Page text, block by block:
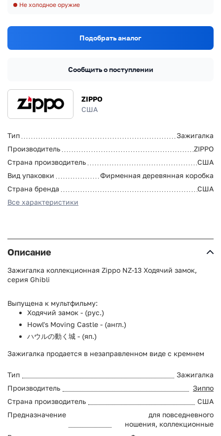
ZIPPO
США
Тип
Зажигалка
Производитель
ZIPPO
Страна производитель
США
Вид упаковки
Фирменная деревянная коробка
Страна бренда
США
Все характеристики
Не холодное оружие
Подобрать аналог
Сообщить о поступлении
Описание
Зажигалка коллекционная Zippo NZ-13 Ходячий замок,
серия Ghibli
Выпущена к мультфильму:
Ходячий замок - (рус.)
Howl's Moving Castle - (англ.)
ハウルの動く城 - (яп.)
Зажигалка продается в незаправленном виде с кремнем
Тип
Зажигалка
Производитель
Зиппо
Страна производитель
США
Предназначение
для повседневного
ношения, коллекционные